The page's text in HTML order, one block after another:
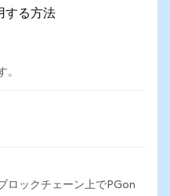
る方法
。
ロックチェーン上でPGon